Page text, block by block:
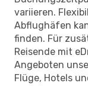
variieren.
Abflughäfen
finden. Für
Reisende mit
Angeboten
Flüge, Hotels